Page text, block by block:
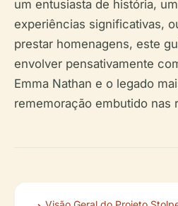
um entusiasta de história,
experiências significativas,
prestar homenagens, este
envolver pensativamente
Emma Nathan e o legado
rememoração embutido nas